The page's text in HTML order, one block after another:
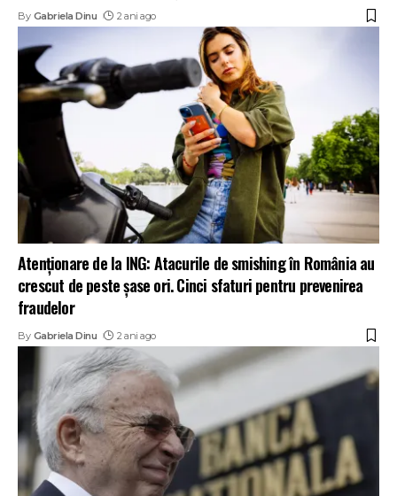
By Gabriela Dinu 2 ani ago
Atenționare de la ING: Atacurile de smishing în România au
crescut de peste șase ori. Cinci sfaturi pentru prevenirea
fraudelor
By Gabriela Dinu 2 ani ago